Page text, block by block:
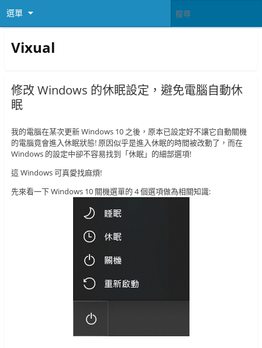
選單
Vixual
修改 Windows 的休眠設定，避免電腦自動休
眠
我的電腦在某次更新 Windows 10 之後，原本已設定好不讓它自動關機
的電腦竟會進入休眠狀態! 原因似乎是進入休眠的時間被改動了，而在
Windows 的設定中卻不容易找到「休眠」的細部選項!
這 Windows 可真愛找麻煩!
先來看一下 Windows 10 關機選單的 4 個選項做為相關知識: